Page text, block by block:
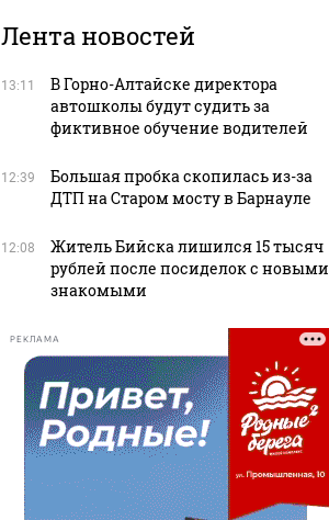
Лента новостей
13:11
В Горно-Алтайске директора
автошколы будут судить за
фиктивное обучение водителей
12:39
Большая пробка скопилась из-за
ДТП на Старом мосту в Барнауле
12:08
Житель Бийска лишился 15 тысяч
рублей после посиделок с новыми
знакомыми
РЕКЛАМА